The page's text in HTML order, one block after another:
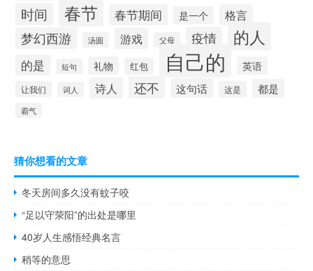
时间 春节 春节期间 是一个 格言
梦幻西游 汤圆 游戏 父母 疫情 的人
的是 短句 礼物 红包 自己的 英语
让我们 词人 诗人 还不 这句话 这是 都是
霸气
猜你想看的文章
冬天房间多久没有蚊子咬
“足以守荥阳”的出处是哪里
40岁人生感悟经典名言
稍等的意思